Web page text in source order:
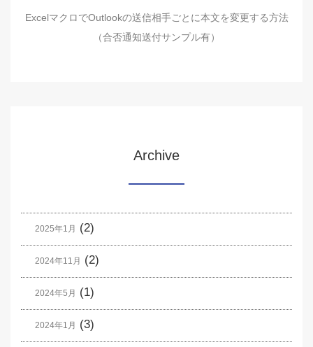
ExcelマクロでOutlookの送信相手ごとに本文を変更する方法
（合否通知送付サンプル有）
Archive
2025年1月 (2)
2024年11月 (2)
2024年5月 (1)
2024年1月 (3)